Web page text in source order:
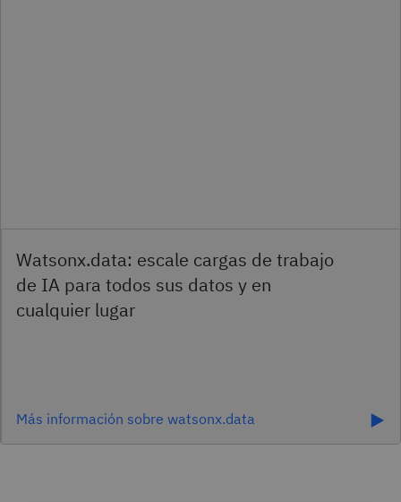
Más información sobre watsonx.data